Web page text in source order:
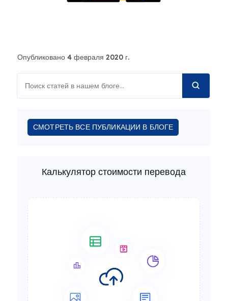
Опубликовано 4 февраля 2020 г.
СМОТРЕТЬ ВСЕ ПУБЛИКАЦИИ В БЛОГЕ
Калькулятор стоимости перевода